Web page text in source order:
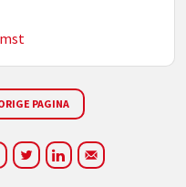
PAGINA